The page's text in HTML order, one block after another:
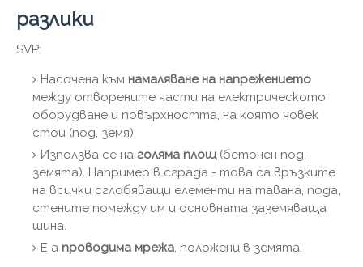
разлики
SVP:
Насочена към намаляване на напрежението
между отворените части на електрическото
оборудване и повърхността, на която човек
стои (под, земя).
Използва се на голяма площ(бетонен под,
земята). Например в сграда - това са връзките
на всички сглобяващи елементи на тавана, пода,
стените помежду им и основната заземяваща
шина.
Е a проводима мрежа, положени в земята.